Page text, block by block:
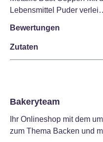
Lebensmittel Puder
Bewertungen
Zutaten
Bakeryteam
Ihr Onlineshop mit dem
zum Thema Backen und